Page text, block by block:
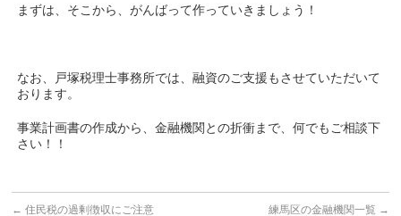
まずは、そこから、がんばって作っていきましょう！
なお、戸塚税理士事務所では、融資のご支援もさせていただいて
おります。
事業計画書の作成から、金融機関との折衝まで、何でもご相談下
さい！！
← 住民税の過剰徴収にご注意 練馬区の金融機関一覧 →